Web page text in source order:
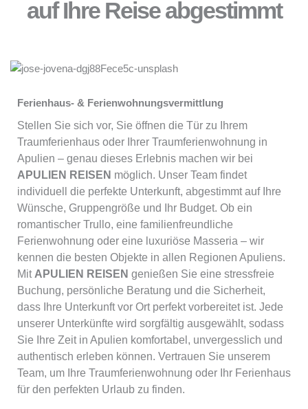
auf Ihre Reise abgestimmt
Ferienhaus- & Ferienwohnungsvermittlung
Stellen Sie sich vor, Sie öffnen die Tür zu Ihrem
Traumferienhaus oder Ihrer Traumferienwohnung in
Apulien – genau dieses Erlebnis machen wir bei
APULIEN REISEN möglich. Unser Team findet
individuell die perfekte Unterkunft, abgestimmt auf Ihre
Wünsche, Gruppengröße und Ihr Budget. Ob ein
romantischer Trullo, eine familienfreundliche
Ferienwohnung oder eine luxuriöse Masseria – wir
kennen die besten Objekte in allen Regionen Apuliens.
Mit APULIEN REISEN genießen Sie eine stressfreie
Buchung, persönliche Beratung und die Sicherheit,
dass Ihre Unterkunft vor Ort perfekt vorbereitet ist. Jede
unserer Unterkünfte wird sorgfältig ausgewählt, sodass
Sie Ihre Zeit in Apulien komfortabel, unvergesslich und
authentisch erleben können. Vertrauen Sie unserem
Team, um Ihre Traumferienwohnung oder Ihr Ferienhaus
für den perfekten Urlaub zu finden.